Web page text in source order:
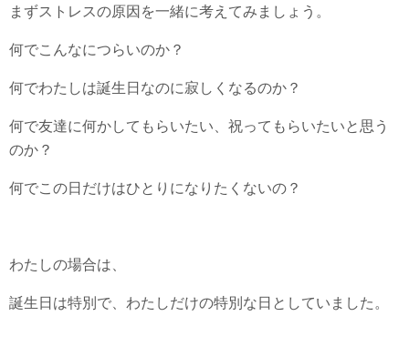
まずストレスの原因を一緒に考えてみましょう。
何でこんなにつらいのか？
何でわたしは誕生日なのに寂しくなるのか？
何で友達に何かしてもらいたい、祝ってもらいたいと思う
のか？
何でこの日だけはひとりになりたくないの？
わたしの場合は、
誕生日は特別で、わたしだけの特別な日としていました。